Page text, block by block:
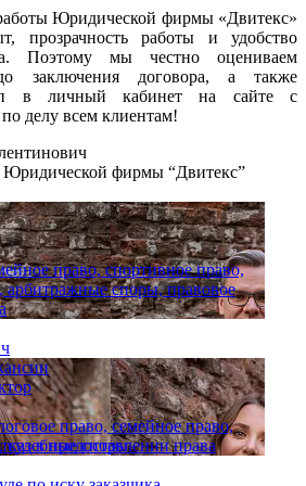
Юридической фирмы «Двитекс»
прозрачность работы и удобство
Поэтому мы честно оцениваем
заключения договора, а также
в личный кабинет на сайте с
делу всем клиентам!
Юридической фирмы “Двитекс”
право, спортивное право,
арбитражные споры, правовое
право, семейное право,
судебные споры
в предоставлении права